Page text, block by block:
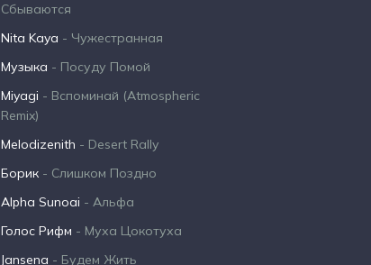
Сбываются
Nita Kaya - Чужестранная
Музыка - Посуду Помой
Miyagi - Вспоминай (Atmospheric
Remix)
Melodizenith - Desert Rally
Борик - Слишком Поздно
Alpha Sunoai - Альфа
Голос Рифм - Муха Цокотуха
Jansena - Будем Жить